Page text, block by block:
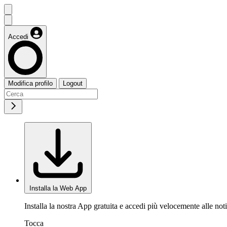
Accedi
Modifica profilo Logout
Installa la Web App
Installa la nostra App gratuita e accedi più velocemente alle
Tocca